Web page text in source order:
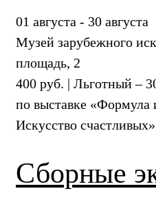
01 августа - 30 августа
Музей зарубежного
площадь, 2
400 руб. | Льготный –
по выставке «Формула
Искусство счастливых»
Сборные